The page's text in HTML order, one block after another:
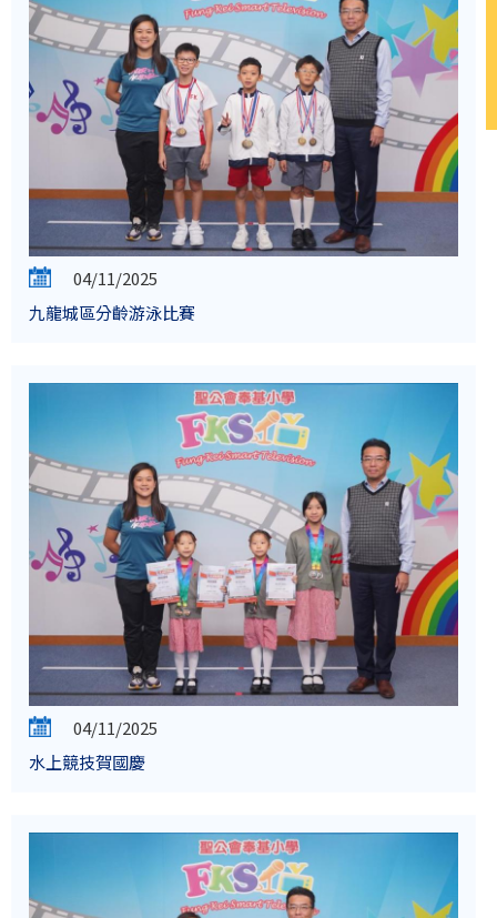
04/11/2025
九龍城區分齡游泳比賽
04/11/2025
水上競技賀國慶